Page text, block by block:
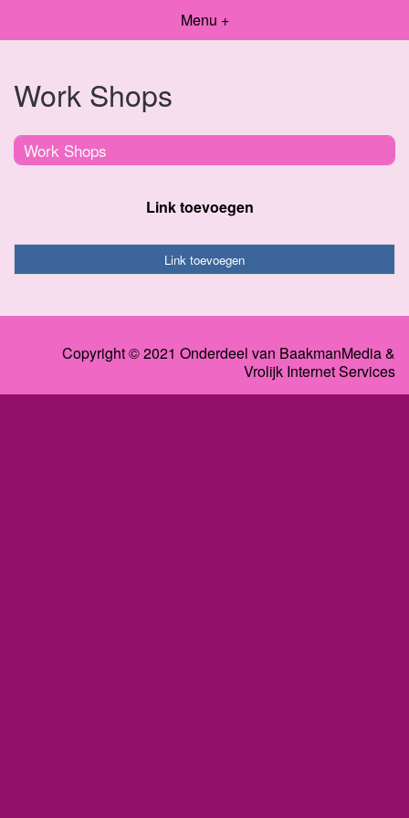
Menu +
Work Shops
Work Shops
Link toevoegen
Link toevoegen
Copyright © 2021 Onderdeel van BaakmanMedia&
Vrolijk Internet Services